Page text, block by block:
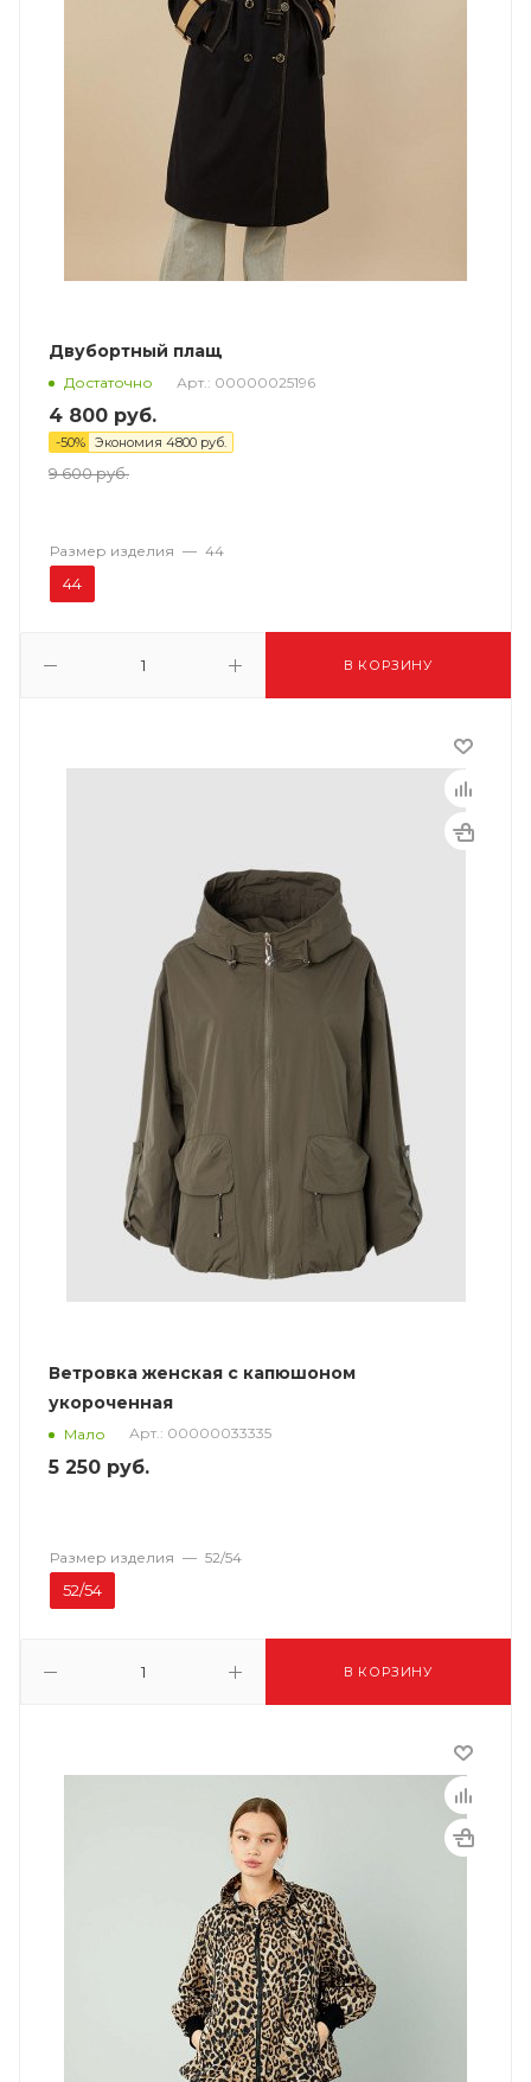
Двубортный плащ
Достаточно Арт.: 00000025196
4 800 руб.
-50% Экономия 4800 руб.
9 600руб.
В КОРЗИНУ
Размер изделия — 44
44
Ветровка женская с капюшоном
укороченная
Мало Арт.: 00000033335
5 250 руб.
В КОРЗИНУ
Размер изделия — 52/54
52/54